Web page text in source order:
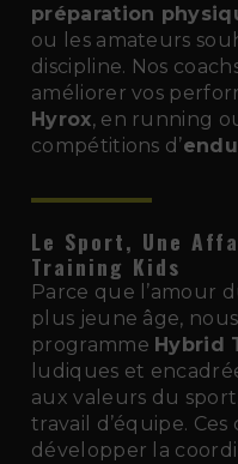
préparation
ou les amateurs
discipline. Nos
améliorer vos
Hyrox, en running
compétitions d’
Le Sport, Une
Training Kids
Parce que l’amour
plus jeune âge,
programme Hybrid
ludiques et
aux valeurs du
travail d’équipe.
développer la